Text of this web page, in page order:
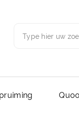
Type hier uw